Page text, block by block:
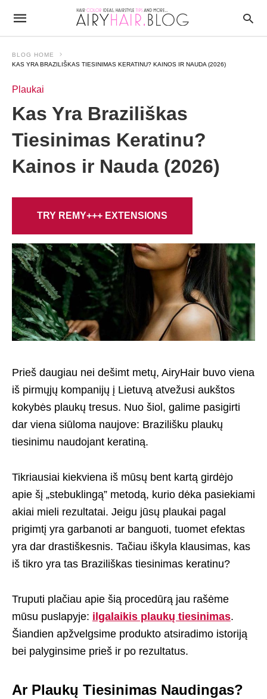
BLOG HOME
KAS YRA BRAZILIŠKAS TIESINIMAS KERATINU? KAINOS IR NAUDA (2026)
Plaukai
Kas Yra Braziliškas
Tiesinimas Keratinu?
Kainos ir Nauda (2026)
TRY REMY+++ EXTENSIONS
Prieš daugiau nei dešimt metų, AiryHair buvo viena
iš pirmųjų kompanijų į Lietuvą atvežusi aukštos
kokybės plaukų tresus. Nuo šiol, galime pasigirti
dar viena siūloma naujove: Brazilišku plaukų
tiesinimu naudojant keratiną.
Tikriausiai kiekviena iš mūsų bent kartą girdėjo
apie šį „stebuklingą” metodą, kurio dėka pasiekiami
akiai mieli rezultatai. Jeigu jūsų plaukai pagal
prigimtį yra garbanoti ar banguoti, tuomet efektas
yra dar drastiškesnis. Tačiau iškyla klausimas, kas
iš tikro yra tas Braziliškas tiesinimas keratinu?
Truputi plačiau apie šią procedūrą jau rašėme
mūsu puslapyje: ilgalaikis plaukų tiesinimas.
Šiandien apžvelgsime produkto atsiradimo istoriją
bei palyginsime prieš ir po rezultatus.
Ar Plaukų Tiesinimas Naudingas?